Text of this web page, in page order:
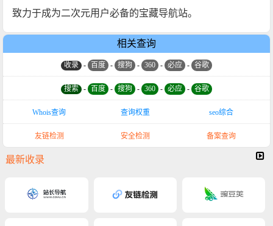
致力于成为二次元用户必备的宝藏导航站。
相关查询
收录 - 百度 - 搜狗 - 360 - 必应 - 谷歌
搜索 - 百度 - 搜狗 - 360 - 必应 - 谷歌
Whois查询 查询权重 seo综合
友链检测 安全检测 备案查询
最新收录